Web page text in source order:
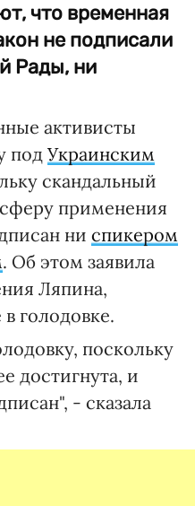
что временная
не подписали
Рады, ни
активисты
под Украинским
скандальный
применения
ни спикером
. Об этом заявила
Ляпина,
голодовке.
поскольку
достигнута, и
- сказала